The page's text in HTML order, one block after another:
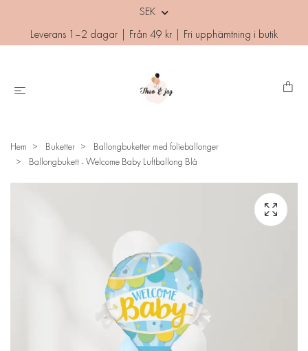
SEK
Leverans 1–2 dagar | Från 49 kr | Fri upphämtning i butik
Hem Buketter
Ballongbuketter med folieballonger
Ballongbukett - Welcome Baby Luftballong Blå